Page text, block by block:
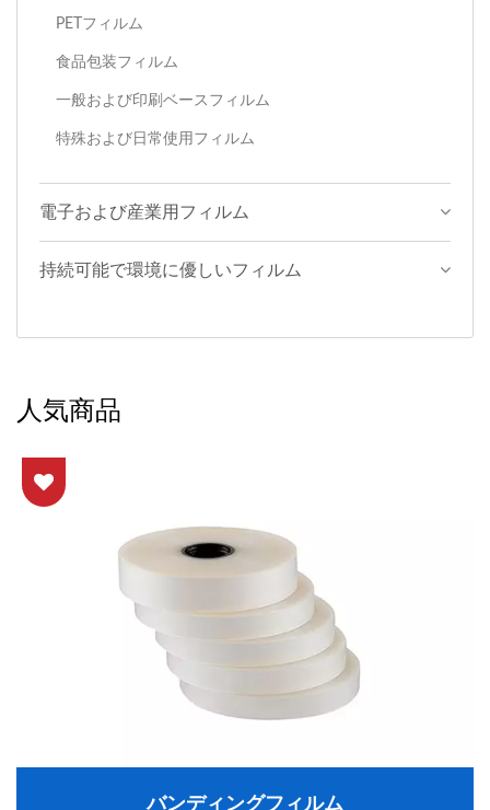
PETフィルム
食品包装フィルム
一般および印刷ベースフィルム
特殊および日常使用フィルム
電子および産業用フィルム
持続可能で環境に優しいフィルム
人気商品
バンディングフィルム